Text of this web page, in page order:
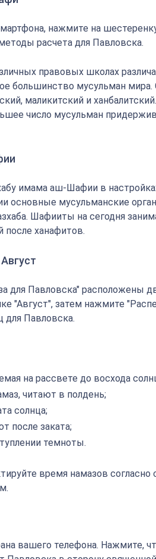
нажмите на
расчета для Павловска.
правовых школах
большинство мусульман
маликитский и
число мусульман
имама аш-Шафии в
основные мусульманские
Шафииты на сегодня
после ханафитов.
для Павловска" расположены
"Август", затем нажмите
для Павловска.
на рассвете до восхода
читают в полдень;
солнца;
после заката;
темноты.
время намазов согласно
вашего телефона. Нажмите,